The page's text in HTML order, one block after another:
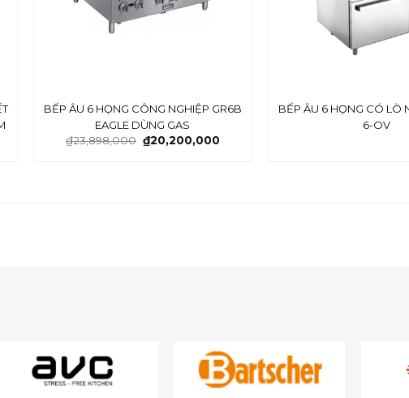
BẾP ÂU 6 HỌNG CÔNG NGHIỆP GR6B
EAGLE DÙNG GAS
₫23,898,000 ₫20,200,000
BẾP ÂU 6 HỌNG CÓ LÒ
6-OV